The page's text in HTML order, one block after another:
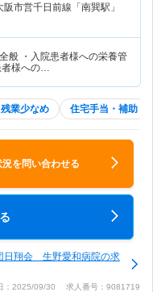
いる病院です。重度の障害、
者、神経難病、透析等の患者
ます。 ●人工透析治療に力を
・入院透析どちらの患者さん
救急指定なしのため慢性期の
さんとじっくり向き合うこと
看護部は、良質な看護・介護
メディカルとの協働のもと一
心のケアを心がけ、実践して
の対話を大切にし、「患者さ
って接しましょう」を合言葉
ビリテーションにも力をいれ
トレッチなど運動療法、電気
阪市営千日前線「南巽駅」
般 ・入院患者様への栄養管
様への…
残業少なめ 住宅手当・補助
を問い合わせる
日翔会 生野愛和病院の求
：2025/09/30 求人番号：9081719